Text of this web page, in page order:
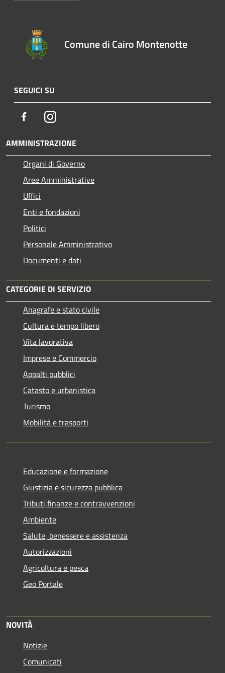
Comune di Cairo Montenotte
SEGUICI SU
FacebookInstagram
AMMINISTRAZIONE
Organi di Governo
Aree Amministrative
Uffici
Enti e fondazioni
Politici
Personale Amministrativo
Documenti e dati
CATEGORIE DI SERVIZIO
Anagrafe e stato civile
Cultura e tempo libero
Vita lavorativa
Imprese e Commercio
Appalti pubblici
Catasto e urbanistica
Turismo
Mobilità e trasporti
Educazione e formazione
Giustizia e sicurezza pubblica
Tributi,finanze e contravvenzioni
Ambiente
Salute, benessere e assistenza
Autorizzazioni
Agricoltura e pesca
Geo Portale
NOVITÀ
Notizie
Comunicati